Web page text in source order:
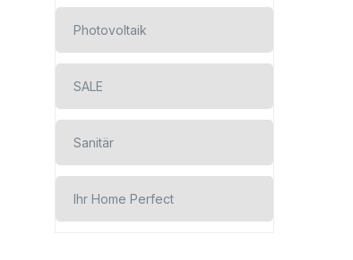
Photovoltaik
SALE
Sanitär
Ihr Home Perfect